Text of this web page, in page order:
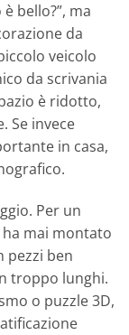
bello?”, ma
da
veicolo
da scrivania
è ridotto,
Se invece
in casa,
Per un
mai montato
pezzi ben
troppo lunghi.
o puzzle 3D,